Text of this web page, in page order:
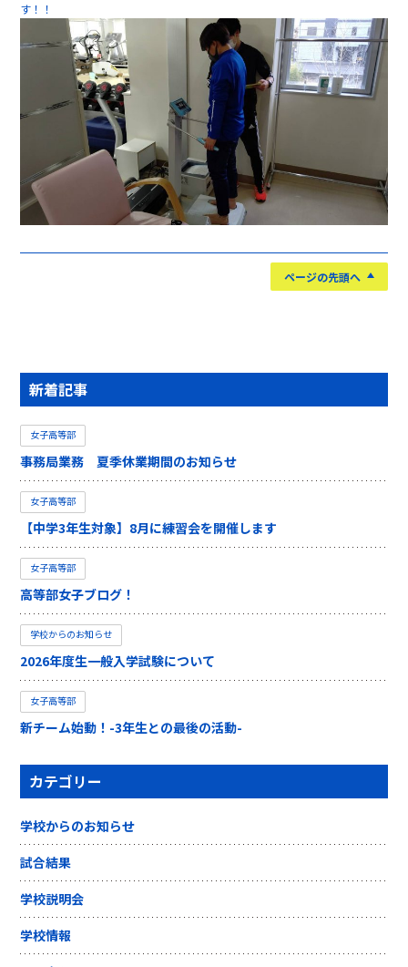
す！！
ページの先頭へ
新着記事
女子高等部
事務局業務 夏季休業期間のお知らせ
女子高等部
【中学3年生対象】8月に練習会を開催します
女子高等部
高等部女子ブログ！
学校からのお知らせ
2026年度生一般入学試験について
女子高等部
新チーム始動！-3年生との最後の活動-
カテゴリー
学校からのお知らせ
試合結果
学校説明会
学校情報